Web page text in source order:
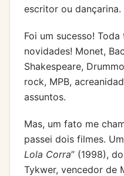
escritor ou dançarina.
Foi um sucesso!
novidades! Monet,
Shakespeare,
rock, MPB,
assuntos.
Mas, um fato me
passei dois filmes.
Lola Corra” (1998),
Tykwer, vencedor de